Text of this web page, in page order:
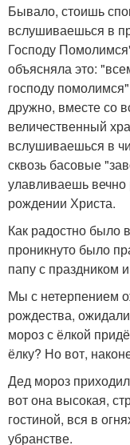
Бывало, стоишь
вслушиваешься в
Господу
объясняла это:
господу
дружно, вместе со
величественный
вслушиваешься в
сквозь басовые
улавливаешь вечно
рождении Христа.
Как радостно было
проникнуто было
папу с праздником
Мы с нетерпением
рождества,
мороз с ёлкой
ёлку? Но вот,
Дед мороз
вот она высокая,
гостиной, вся в
убранстве.